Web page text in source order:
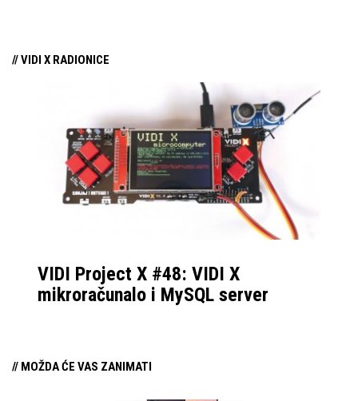
// VIDI X RADIONICE
VIDI Project X #48: VIDI X
mikroračunalo i MySQL server
// MOŽDA ĆE VAS ZANIMATI